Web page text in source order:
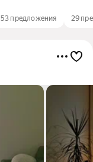
53 предложения 29